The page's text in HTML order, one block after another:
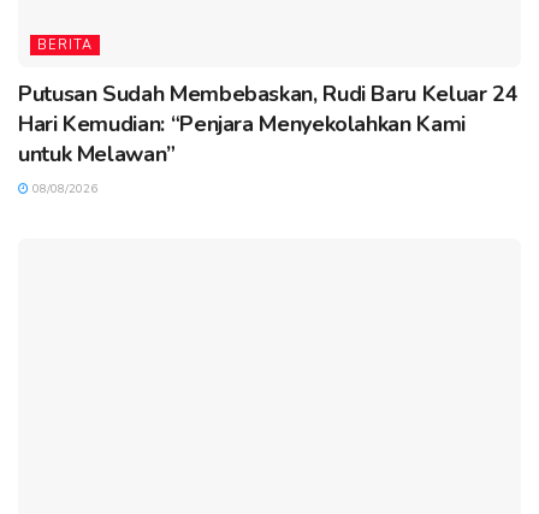
BERITA
Putusan Sudah Membebaskan, Rudi Baru Keluar 24
Hari Kemudian: “Penjara Menyekolahkan Kami
untuk Melawan”
08/08/2026